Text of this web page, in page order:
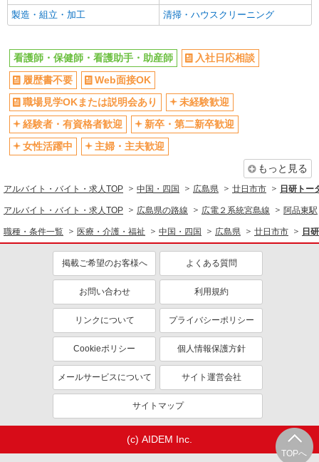
製造・組立・加工
清掃・ハウスクリーニング
TOPへ
看護師・保健師・看護助手・助産師
入社日応相談
履歴書不要
Web面接OK
職場見学OKまたは説明会あり
未経験歓迎
経験者・有資格者歓迎
新卒・第二新卒歓迎
女性活躍中
主婦・主夫歓迎
もっと見る
アルバイト・バイト・求人TOP 中国・四国 広島県 廿日市市 日研トー
アルバイト・バイト・求人TOP 広島県の路線 広電２系統宮島線 阿品東駅
職種・条件一覧 医療・介護・福祉 中国・四国 広島県 廿日市市 日
掲載ご希望のお客様へ よくある質問
お問い合わせ 利用規約
リンクについて プライバシーポリシー
Cookieポリシー 個人情報保護方針
メールサービスについて サイト運営会社
サイトマップ
(c) AIDEM Inc.